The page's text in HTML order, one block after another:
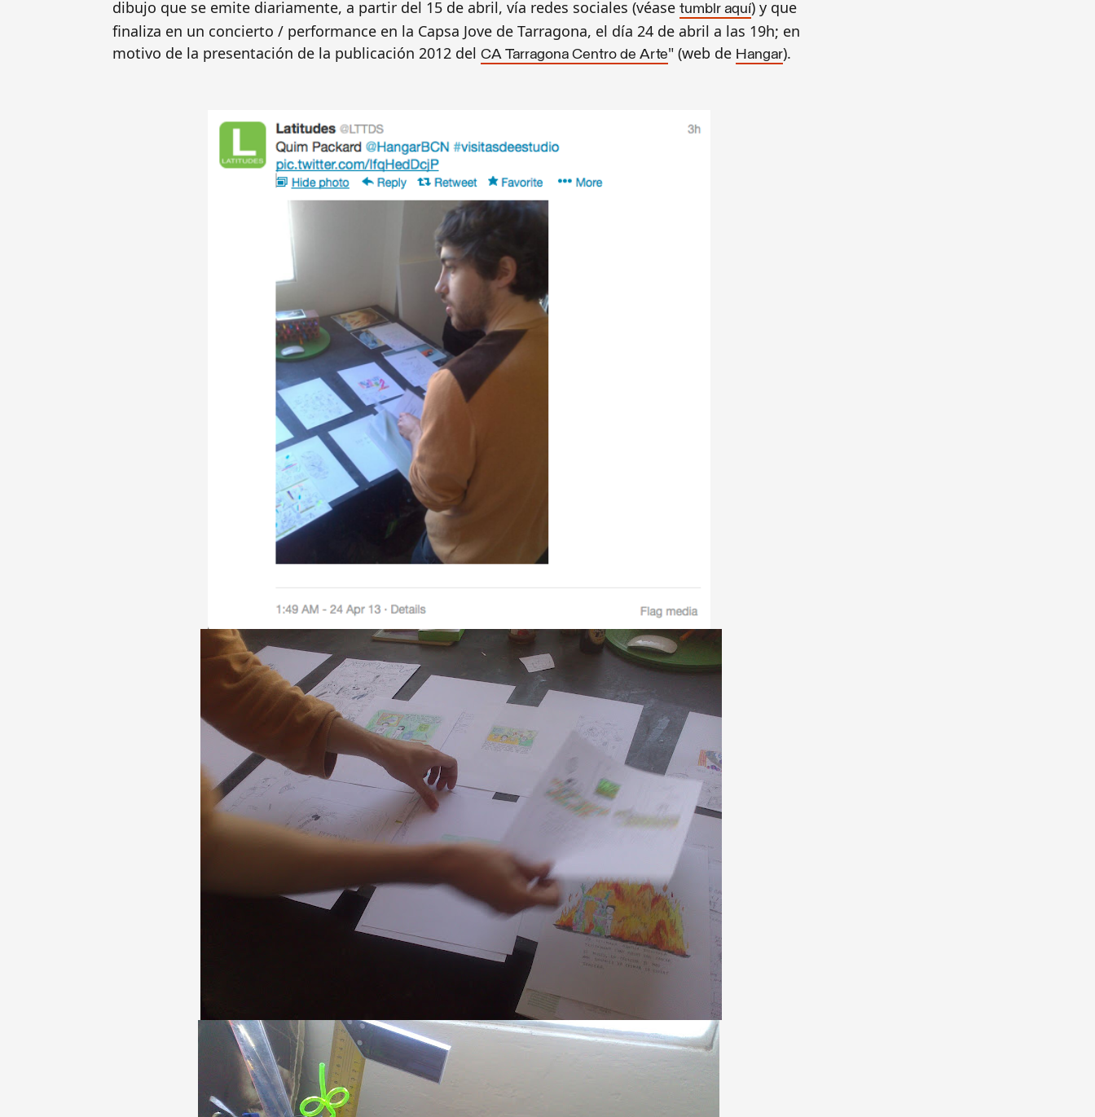
dibujo que se emite diariamente, a partir del 15 de abril, vía redes sociales (véase tumblr aquí) y que
finaliza en un concierto / performance en la Capsa Jove de Tarragona, el día 24 de abril a las 19h; en
motivo de la presentación de la publicación 2012 del CA Tarragona Centro de Arte" (web de Hangar).